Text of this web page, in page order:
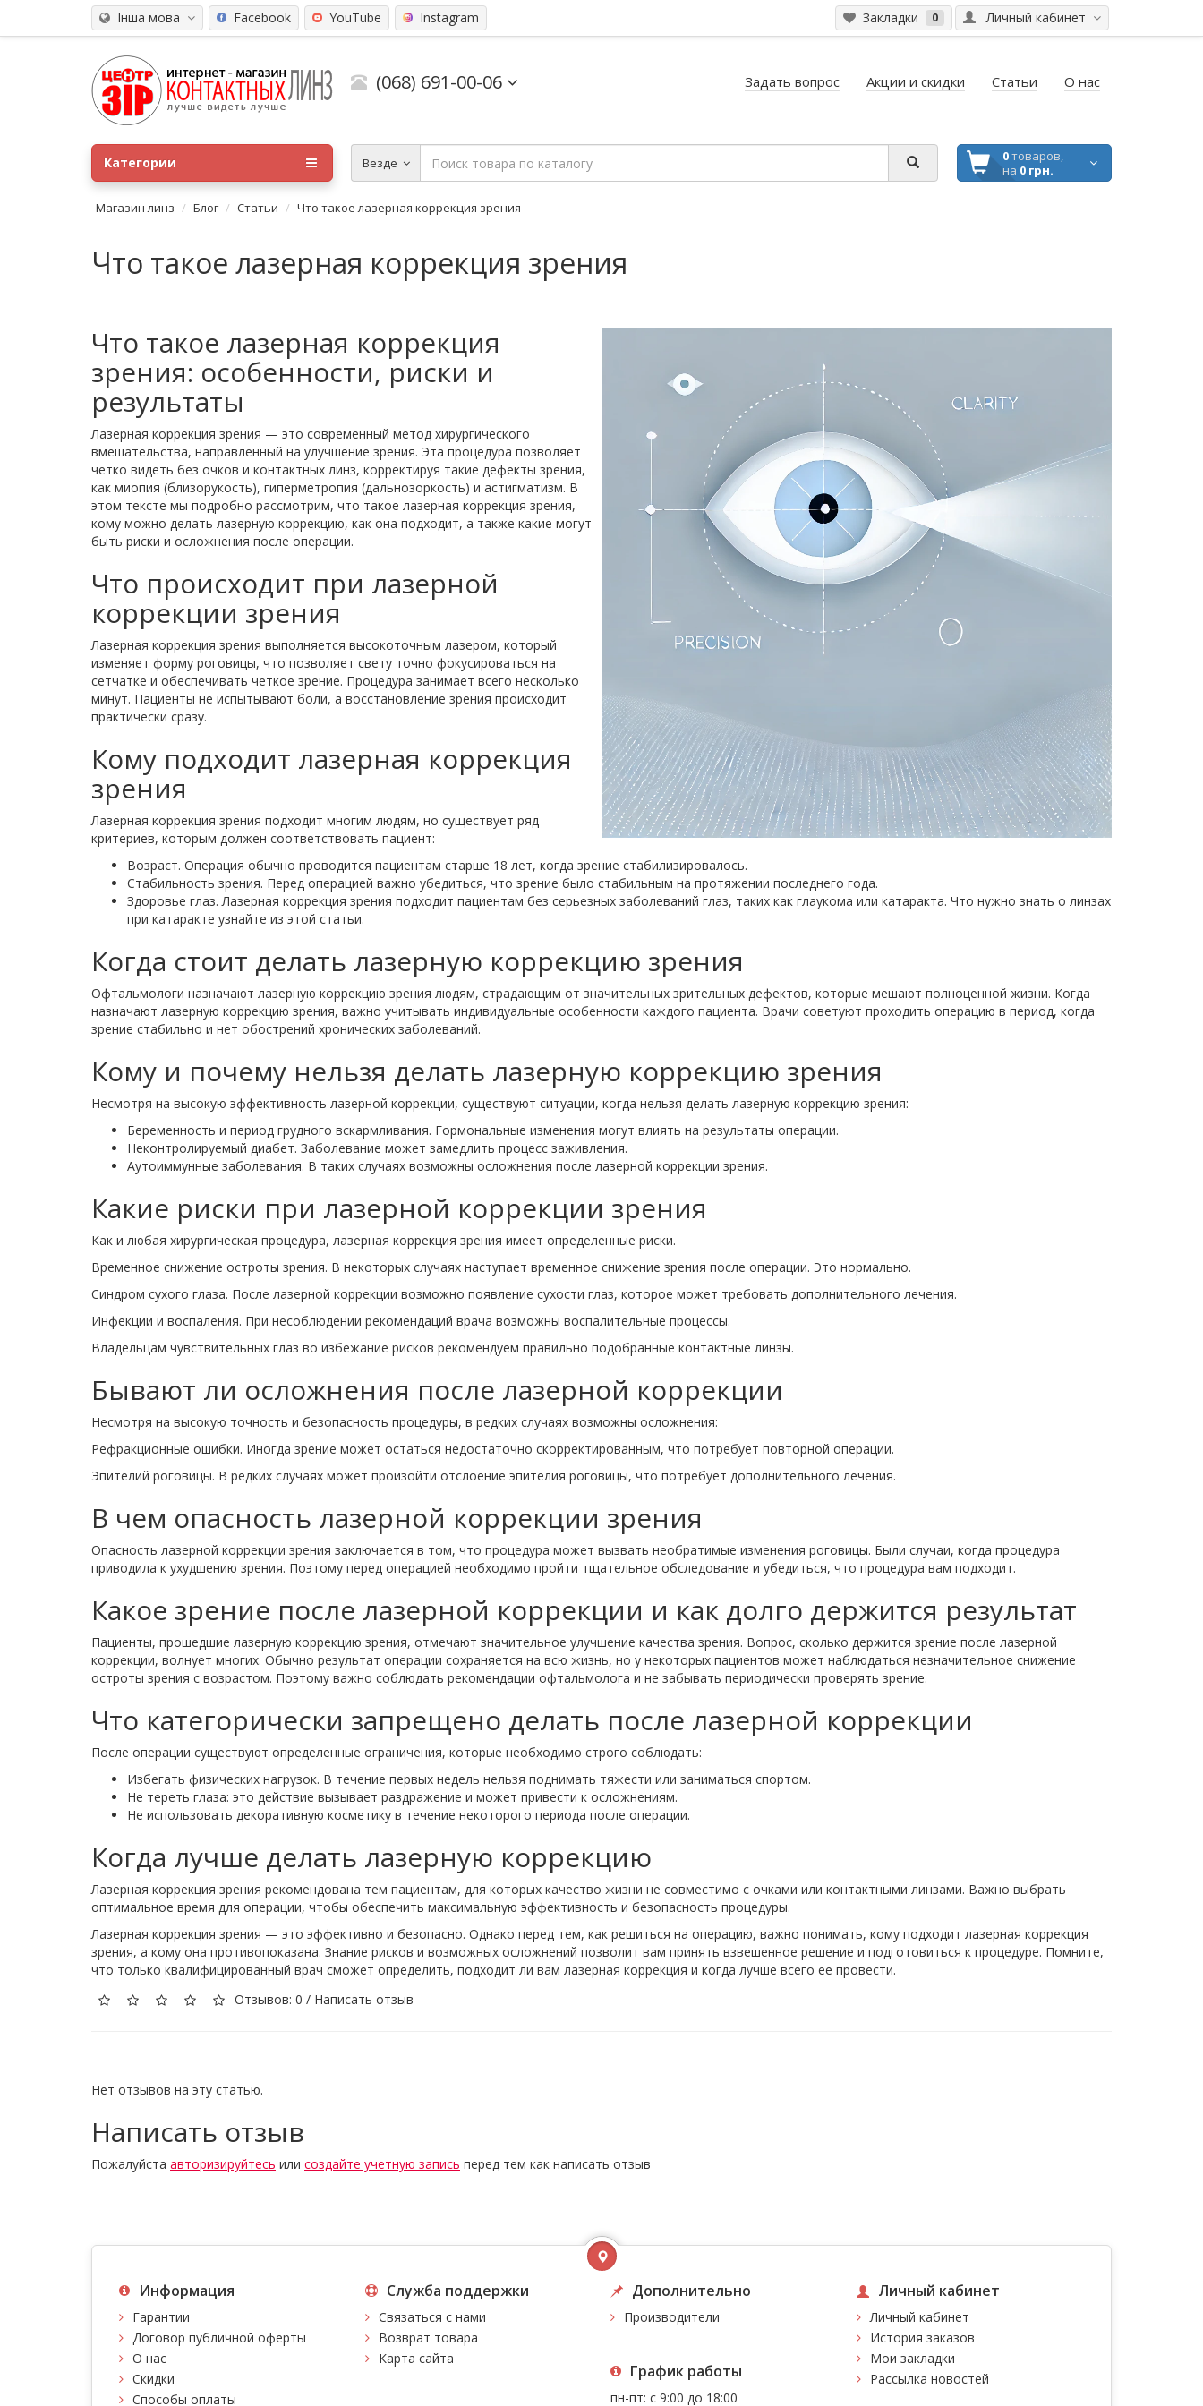
Інша мова Личный кабинет
Закладки 0
Facebook YouTube Instagram
(068) 691-00-06 Задать вопрос Акции и скидки Статьи О нас
Везде 0товаров,
на 0 грн.
Категории
Магазин линз Блог Статьи Что такое лазерная коррекция зрения
Что такое лазерная коррекция зрения
Что такое лазерная коррекция
зрения: особенности, риски и
результаты
Лазерная коррекция зрения — это современный метод хирургического
вмешательства, направленный на улучшение зрения. Эта процедура позволяет
четко видеть без очков и контактных линз, корректируя такие дефекты зрения,
как миопия (близорукость), гиперметропия (дальнозоркость) и астигматизм. В
этом тексте мы подробно рассмотрим, что такое лазерная коррекция зрения,
кому можно делать лазерную коррекцию, как она подходит, а также какие могут
быть риски и осложнения после операции.
Что происходит при лазерной
коррекции зрения
Лазерная коррекция зрения выполняется высокоточным лазером, который
изменяет форму роговицы, что позволяет свету точно фокусироваться на
сетчатке и обеспечивать четкое зрение. Процедура занимает всего несколько
минут. Пациенты не испытывают боли, а восстановление зрения происходит
практически сразу.
Кому подходит лазерная коррекция
зрения
Лазерная коррекция зрения подходит многим людям, но существует ряд
критериев, которым должен соответствовать пациент:
Возраст. Операция обычно проводится пациентам старше 18 лет, когда зрение стабилизировалось.
Стабильность зрения. Перед операцией важно убедиться, что зрение было стабильным на протяжении последнего года.
Здоровье глаз. Лазерная коррекция зрения подходит пациентам без серьезных заболеваний глаз, таких как глаукома или катаракта. Что нужно знать о линзах
при катаракте узнайте из этой статьи.
Когда стоит делать лазерную коррекцию зрения
Офтальмологи назначают лазерную коррекцию зрения людям, страдающим от значительных зрительных дефектов, которые мешают полноценной жизни. Когда
назначают лазерную коррекцию зрения, важно учитывать индивидуальные особенности каждого пациента. Врачи советуют проходить операцию в период, когда
зрение стабильно и нет обострений хронических заболеваний.
Кому и почему нельзя делать лазерную коррекцию зрения
Несмотря на высокую эффективность лазерной коррекции, существуют ситуации, когда нельзя делать лазерную коррекцию зрения:
Беременность и период грудного вскармливания. Гормональные изменения могут влиять на результаты операции.
Неконтролируемый диабет. Заболевание может замедлить процесс заживления.
Аутоиммунные заболевания. В таких случаях возможны осложнения после лазерной коррекции зрения.
Какие риски при лазерной коррекции зрения
Как и любая хирургическая процедура, лазерная коррекция зрения имеет определенные риски.
Временное снижение остроты зрения. В некоторых случаях наступает временное снижение зрения после операции. Это нормально.
Синдром сухого глаза. После лазерной коррекции возможно появление сухости глаз, которое может требовать дополнительного лечения.
Инфекции и воспаления. При несоблюдении рекомендаций врача возможны воспалительные процессы.
Владельцам чувствительных глаз во избежание рисков рекомендуем правильно подобранные контактные линзы.
Бывают ли осложнения после лазерной коррекции
Несмотря на высокую точность и безопасность процедуры, в редких случаях возможны осложнения:
Рефракционные ошибки. Иногда зрение может остаться недостаточно скорректированным, что потребует повторной операции.
Эпителий роговицы. В редких случаях может произойти отслоение эпителия роговицы, что потребует дополнительного лечения.
В чем опасность лазерной коррекции зрения
Опасность лазерной коррекции зрения заключается в том, что процедура может вызвать необратимые изменения роговицы. Были случаи, когда процедура
приводила к ухудшению зрения. Поэтому перед операцией необходимо пройти тщательное обследование и убедиться, что процедура вам подходит.
Какое зрение после лазерной коррекции и как долго держится результат
Пациенты, прошедшие лазерную коррекцию зрения, отмечают значительное улучшение качества зрения. Вопрос, сколько держится зрение после лазерной
коррекции, волнует многих. Обычно результат операции сохраняется на всю жизнь, но у некоторых пациентов может наблюдаться незначительное снижение
остроты зрения с возрастом. Поэтому важно соблюдать рекомендации офтальмолога и не забывать периодически проверять зрение.
Что категорически запрещено делать после лазерной коррекции
После операции существуют определенные ограничения, которые необходимо строго соблюдать:
Избегать физических нагрузок. В течение первых недель нельзя поднимать тяжести или заниматься спортом.
Не тереть глаза: это действие вызывает раздражение и может привести к осложнениям.
Не использовать декоративную косметику в течение некоторого периода после операции.
Когда лучше делать лазерную коррекцию
Лазерная коррекция зрения рекомендована тем пациентам, для которых качество жизни не совместимо с очками или контактными линзами. Важно выбрать
оптимальное время для операции, чтобы обеспечить максимальную эффективность и безопасность процедуры.
Лазерная коррекция зрения — это эффективно и безопасно. Однако перед тем, как решиться на операцию, важно понимать, кому подходит лазерная коррекция
зрения, а кому она противопоказана. Знание рисков и возможных осложнений позволит вам принять взвешенное решение и подготовиться к процедуре. Помните,
что только квалифицированный врач сможет определить, подходит ли вам лазерная коррекция и когда лучше всего ее провести.
Отзывов: 0 / Написать отзыв
Нет отзывов на эту статью.
Написать отзыв
Пожалуйста авторизируйтесь или создайте учетную запись перед тем как написать отзыв
Информация
Гарантии
Договор публичной оферты
О нас
Скидки
Способы оплаты
Служба поддержки
Связаться с нами
Возврат товара
Карта сайта
Дополнительно
Производители
График работы
пн-пт: с 9:00 до 18:00
Личный кабинет
Личный кабинет
История заказов
Мои закладки
Рассылка новостей